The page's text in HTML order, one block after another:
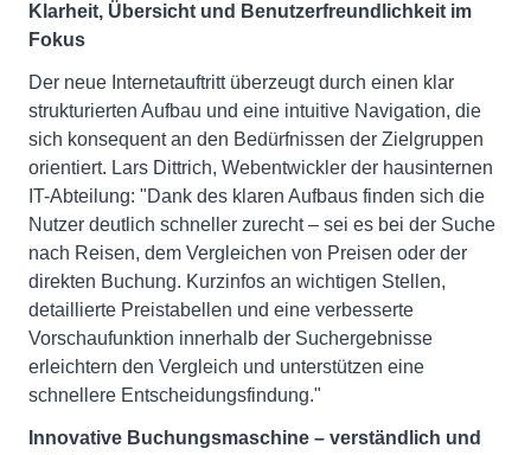
Klarheit, Übersicht und Benutzerfreundlichkeit im
Fokus
Der neue Internetauftritt überzeugt durch einen klar
strukturierten Aufbau und eine intuitive Navigation, die
sich konsequent an den Bedürfnissen der Zielgruppen
orientiert. Lars Dittrich, Webentwickler der hausinternen
IT-Abteilung: "Dank des klaren Aufbaus finden sich die
Nutzer deutlich schneller zurecht – sei es bei der Suche
nach Reisen, dem Vergleichen von Preisen oder der
direkten Buchung. Kurzinfos an wichtigen Stellen,
detaillierte Preistabellen und eine verbesserte
Vorschaufunktion innerhalb der Suchergebnisse
erleichtern den Vergleich und unterstützen eine
schnellere Entscheidungsfindung."
Innovative Buchungsmaschine – verständlich und